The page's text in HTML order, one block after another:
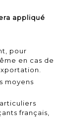
appliqué
pour
en cas de
moyens
français,